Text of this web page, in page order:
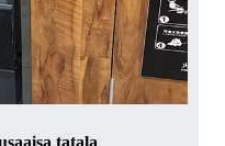
tatala